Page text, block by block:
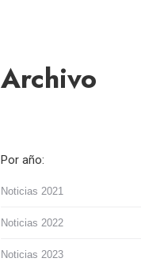
Archivo
Por año:
Noticias 2021
Noticias 2022
Noticias 2023